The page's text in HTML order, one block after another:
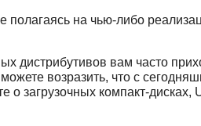
на чью-либо
дистрибутивов вам часто
возразить, что с
загрузочных компакт-дисках,